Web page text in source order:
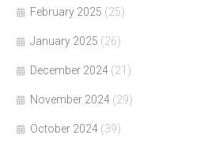
February 2025 (25)
January 2025 (26)
December 2024 (21)
November 2024 (29)
October 2024 (39)